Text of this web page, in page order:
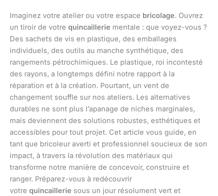
Imaginez votre atelier ou votre espace bricolage. Ouvrez
un tiroir de votre quincaillerie mentale : que voyez-vous ?
Des sachets de vis en plastique, des emballages
individuels, des outils au manche synthétique, des
rangements pétrochimiques. Le plastique, roi incontesté
des rayons, a longtemps défini notre rapport à la
réparation et à la création. Pourtant, un vent de
changement souffle sur nos ateliers. Les alternatives
durables ne sont plus l’apanage de niches marginales,
mais deviennent des solutions robustes, esthétiques et
accessibles pour tout projet. Cet article vous guide, en
tant que bricoleur averti et professionnel soucieux de son
impact, à travers la révolution des matériaux qui
transforme notre manière de concevoir, construire et
ranger. Préparez-vous à redécouvrir
votre quincaillerie sous un jour résolument vert et